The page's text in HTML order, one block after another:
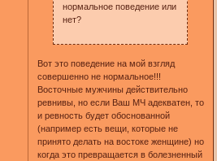
нормальное поведение или
нет?
Вот это поведение на мой взгляд
совершенно не нормальное!!!
Восточные мужчины действительно
ревнивы, но если Ваш МЧ адекватен, то
и ревность будет обоснованной
(например есть вещи, которые не
принято делать на востоке женщине) но
когда это превращается в болезненный